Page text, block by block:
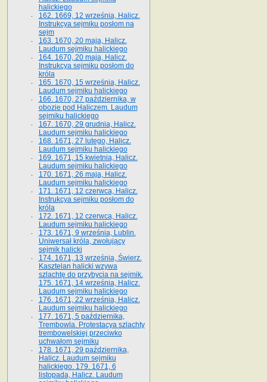
halickiego
162. 1669, 12 września, Halicz.
Instrukcya sejmiku posłom na
sejm
163. 1670, 20 maja, Halicz.
Laudum sejmiku halickiego
164. 1670, 20 maja, Halicz.
Instrukcya sejmiku posłom do
króla
165. 1670, 15 września, Halicz.
Laudum sejmiku halickiego
166. 1670, 27 października, w
obozie pod Haliczem. Laudum
sejmiku halickiego
167. 1670, 29 grudnia, Halicz.
Laudum sejmiku halickiego
168. 1671, 27 lutego, Halicz.
Laudum sejmiku halickiego
169. 1671, 15 kwietnia, Halicz.
Laudum sejmiku halickiego
170. 1671, 26 maja, Halicz.
Laudum sejmiku halickiego
171. 1671, 12 czerwca, Halicz.
Instrukcya sejmiku posłom do
króla
172. 1671, 12 czerwca, Halicz.
Laudum sejmiku halickiego
173. 1671, 9 września, Lublin.
Uniwersał króla, zwołujący
sejmik halicki
174. 1671, 13 września, Świerz.
Kasztelan halicki wzywa
szlachtę do przybycia na sejmik.
175. 1671, 14 września, Halicz.
Laudum sejmiku halickiego
176. 1671, 22 września, Halicz.
Laudum sejmiku halickiego
177. 1671, 5 października,
Trembowla. Protestacya szlachty
trembowelskiej przeciwko
uchwałom sejmiku
178. 1671, 29 października,
Halicz. Laudum sejmiku
halickiego. 179. 1671, 6
listopada, Halicz. Laudum